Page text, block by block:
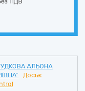
АЛЬОНА
Досьє